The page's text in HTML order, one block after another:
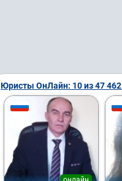
Юристы ОнЛайн: 10 из 47 462